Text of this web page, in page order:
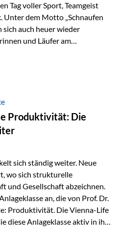
Tag voller Sport, Teamgeist
Unter dem Motto „Schnaufen
auch heuer wieder
und Läufer am
Zweck zu erbringen. Mit
Die anspruchsvolle
und 680 Höhenmetern
Teilnehmer vor eine
Doch…
Produktivität: Die
sich ständig weiter. Neue
wo sich strukturelle
und Gesellschaft abzeichnen.
an, die von Prof. Dr.
Produktivität. Die Vienna-Life
diese Anlageklasse aktiv in ihre